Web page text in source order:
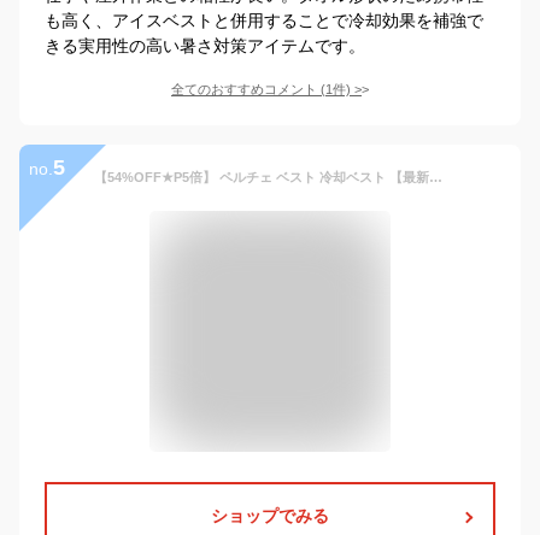
も高く、アイスベストと併用することで冷却効果を補強で
きる実用性の高い暑さ対策アイテムです。
全てのおすすめコメント (1件) >
no. 5 【54%OFF★P5倍】 ペルチェ ベスト 冷却ベスト 【最新 日本企業企画】 EXCITECH エキサイテック 10000mAh 大容量バッテリー付き 超小型 バッテリーセット 瞬間冷却 ペルチェ素子 4段階調整 フリーサイズ 男女兼用 プレゼント
ショップでみる